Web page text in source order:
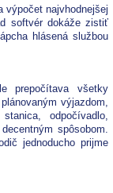
výpočet najvhodnejšej
softvér dokáže zistiť
hlásená službou
prepočítava všetky
výjazdom,
odpočívadlo,
spôsobom.
jednoducho prijme